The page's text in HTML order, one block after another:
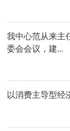
我中心范从来主
委会会议，建...
以消费主导型经